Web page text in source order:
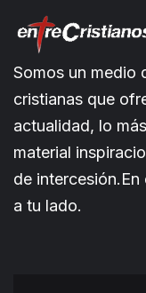
Somos un medio
cristianas que
actualidad, lo
material
de
a tu lado.